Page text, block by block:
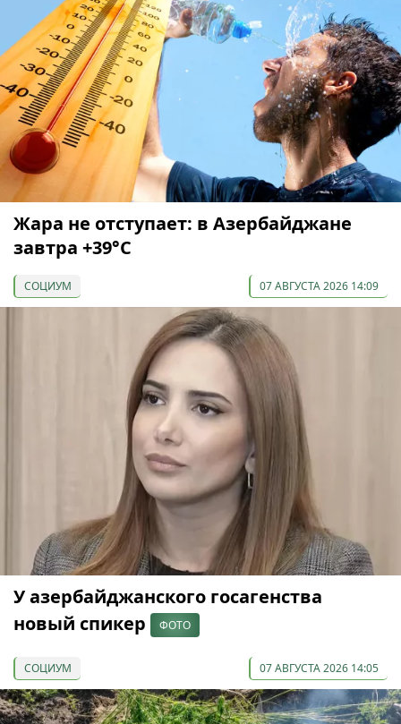
Жара не отступает: в Азербайджане
завтра +39°С
СОЦИУМ 07 АВГУСТА 2026 14:09
У азербайджанского госагенства
новый спикер
ФОТО
СОЦИУМ 07 АВГУСТА 2026 14:05